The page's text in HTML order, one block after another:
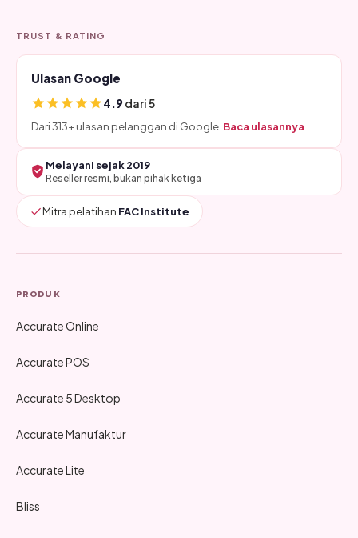
TRUST & RATING
Ulasan Google
4.9dari 5
Dari 313+ ulasan pelanggan di Google. Baca ulasannya
Melayani sejak 2019
Reseller resmi, bukan pihak ketiga
Mitra pelatihan FAC Institute
PRODUK
Accurate Online
Accurate POS
Accurate 5 Desktop
Accurate Manufaktur
Accurate Lite
Bliss